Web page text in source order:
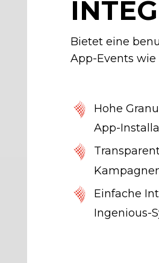
Bietet eine
App-Events
Hohe
App-
Einfache
Ingenious-